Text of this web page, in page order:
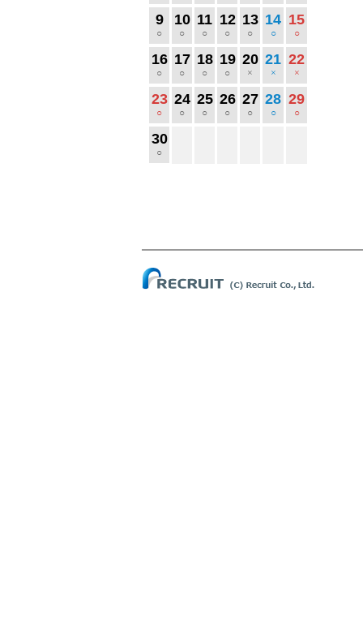
9
○
10
○
11
○
12
○
13
○
14
○
15
○
16
○
17
○
18
○
19
○
20
×
21
×
22
×
23
○
24
○
25
○
26
○
27
○
28
○
29
○
30
○